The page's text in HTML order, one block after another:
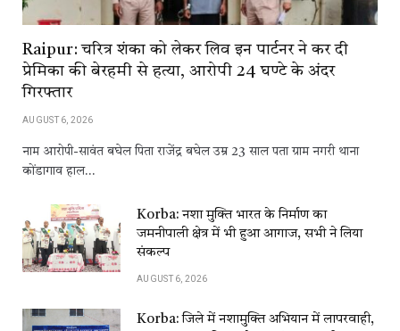
Raipur: चरित्र शंका को लेकर लिव इन पार्टनर ने कर दी
प्रेमिका की बेरहमी से हत्या, आरोपी 24 घण्टे के अंदर
गिरफ्तार
AUGUST 6, 2026
नाम आरोपी-सावंत बघेल पिता राजेंद्र बघेल उम्र 23 साल पता ग्राम नगरी थाना
कोंडागाव हाल…
Korba: नशा मुक्ति भारत के निर्माण का
जमनीपाली क्षेत्र में भी हुआ आगाज, सभी ने लिया
संकल्प
AUGUST 6, 2026
Korba: जिले में नशामुक्ति अभियान में लापरवाही,